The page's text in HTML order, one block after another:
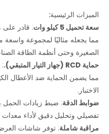
الميزات الرئيسية:
سعة تحميل 5 كيلو وات
مما يجعله مثاليًا لمجموعة واسعة
الصغيرة وحتى أنظمة الطاقة
حماية RCD (جهاز التيار المتبقي).
مما يضمن الحماية ضد الأعطال
الاختبار.
ضوابط الدقة: ضبط زيادات الحمل
تفصيلي وتحليل دقيق لأداء معدات
مراقبة شاملة: توفر شاشات